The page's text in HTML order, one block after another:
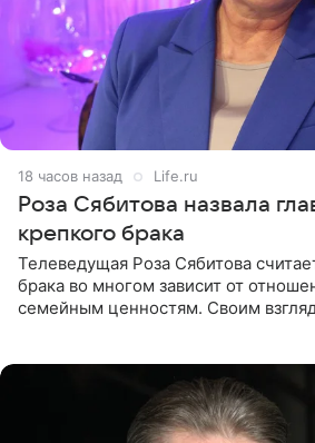
18 часов назад Life.ru
Роза Сябитова назвала
крепкого брака
Телеведущая Роза Сябитова
брака во многом зависит от
семейным ценностям. Своим